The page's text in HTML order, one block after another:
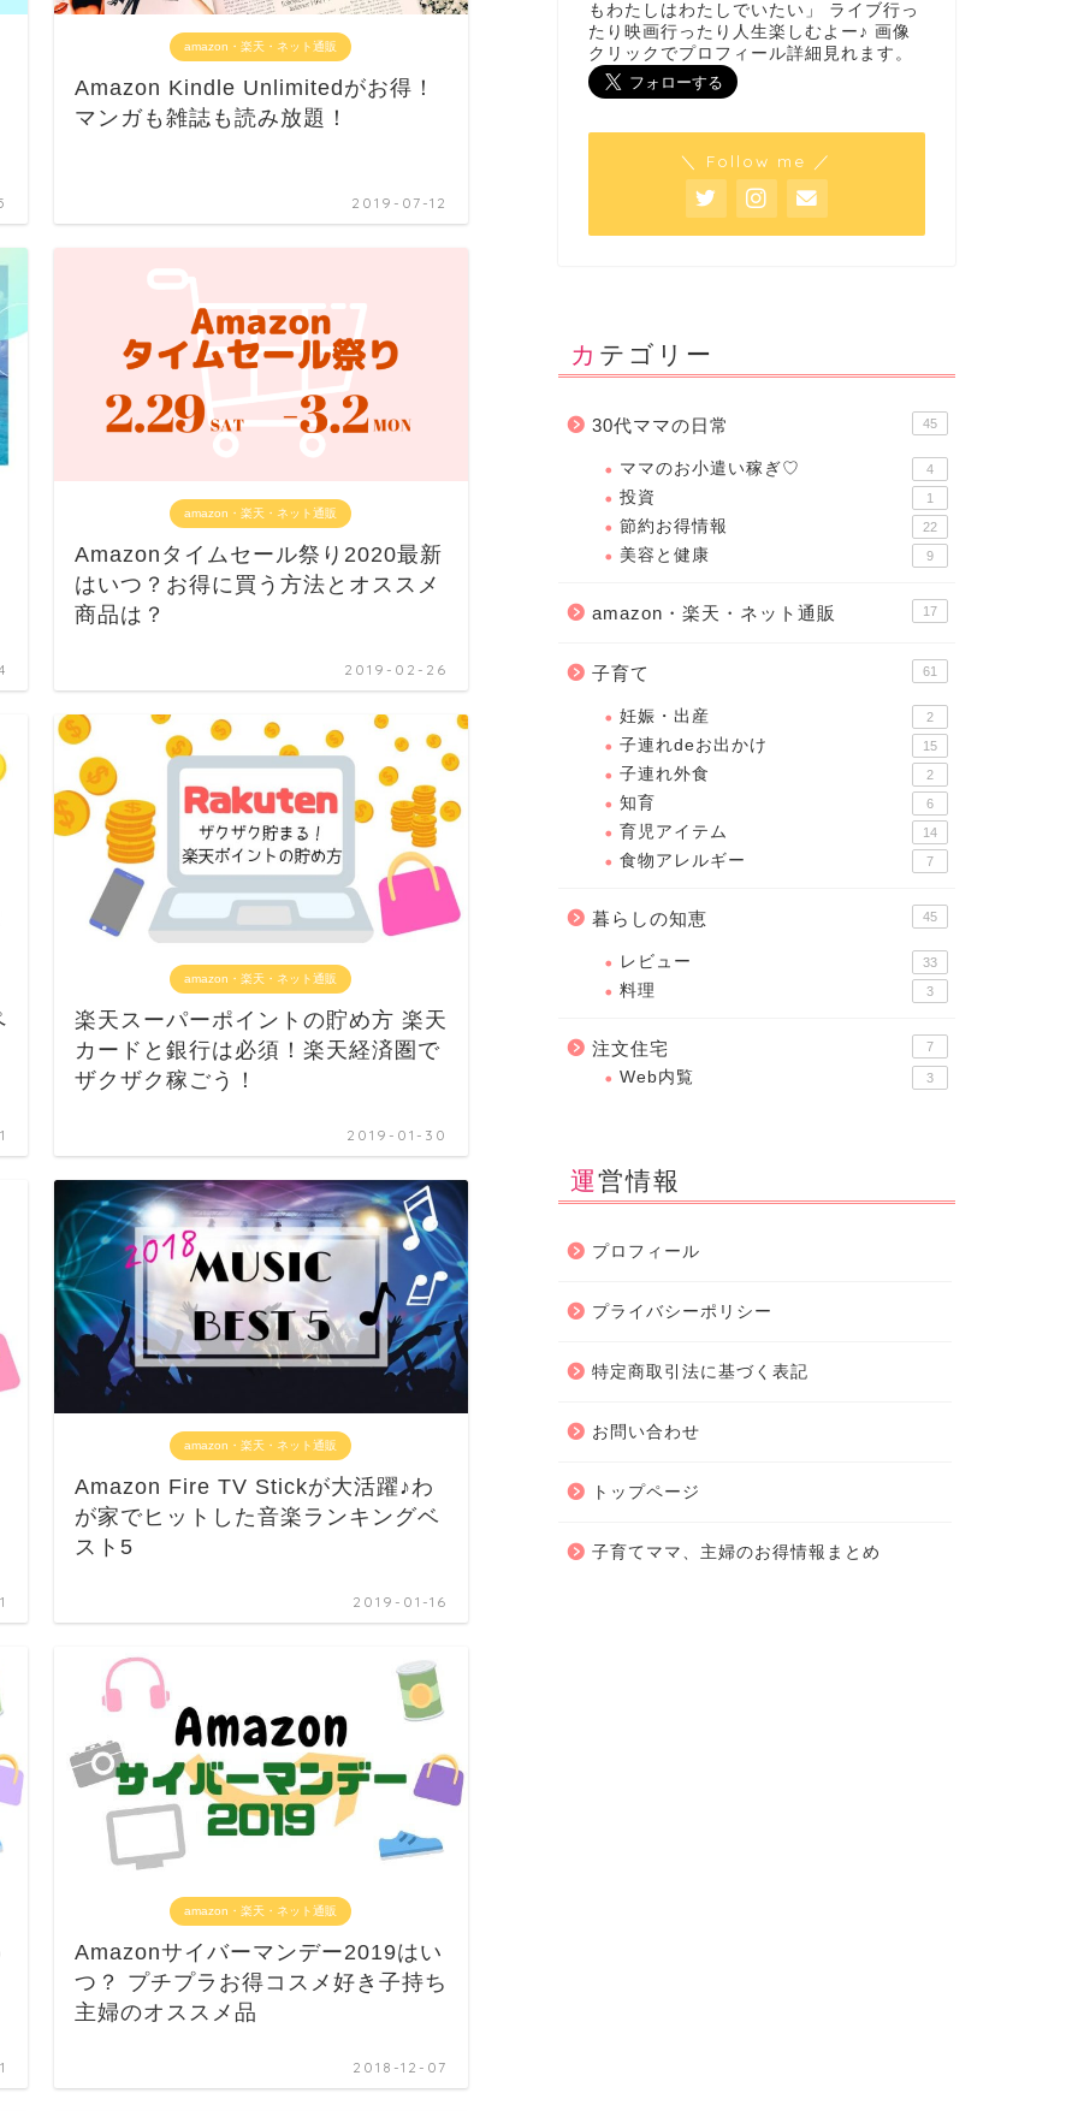
amazon・楽天・ネット通販
Amazon Kindle Unlimitedがお得！
マンガも雑誌も読み放題！
2019-07-12
amazon・楽天・ネット通販
Amazonタイムセール祭り2020最新
はいつ？お得に買う方法とオススメ
商品は？
2019-02-26
amazon・楽天・ネット通販
楽天スーパーポイントの貯め方 楽天
カードと銀行は必須！楽天経済圏で
ザクザク稼ごう！
2019-01-30
amazon・楽天・ネット通販
Amazon Fire TV Stickが大活躍♪わ
が家でヒットした音楽ランキングベ
スト5
2019-01-16
amazon・楽天・ネット通販
Amazonサイバーマンデー2019はい
つ？ プチプラお得コスメ好き子持ち
主婦のオススメ品
2018-12-07
もわたしはわたしでいたい」 ライブ行っ
たり映画行ったり人生楽しむよー♪ 画像
クリックでプロフィール詳細見れます。
＼ Follow me ／
カテゴリー
30代ママの日常 45
ママのお小遣い稼ぎ♡ 4
投資 1
節約お得情報 22
美容と健康 9
amazon・楽天・ネット通販 17
子育て 61
妊娠・出産 2
子連れdeお出かけ 15
子連れ外食 2
知育 6
育児アイテム 14
食物アレルギー 7
暮らしの知恵 45
レビュー 33
料理 3
注文住宅 7
Web内覧 3
運営情報
プロフィール
プライバシーポリシー
特定商取引法に基づく表記
お問い合わせ
トップページ
子育てママ、主婦のお得情報まとめ